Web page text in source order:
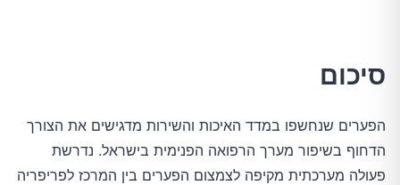
סיכום
הפערים שנחשפו במדד האיכות והשירות מדגישים את הצורך
הדחוף בשיפור מערך הרפואה הפנימית בישראל. נדרשת
פעולה מערכתית מקיפה לצמצום הפערים בין המרכז לפריפריה